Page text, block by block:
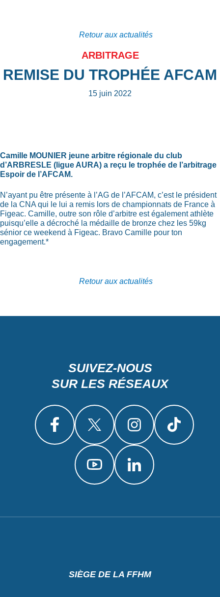
Retour aux actualités
ARBITRAGE
REMISE DU TROPHÉE AFCAM
15 juin 2022
Camille MOUNIER jeune arbitre régionale du club
d’ARBRESLE (ligue AURA) a reçu le trophée de l’arbitrage
Espoir de l’AFCAM.
N’ayant pu être présente à l’AG de l’AFCAM, c’est le président
de la CNA qui le lui a remis lors de championnats de France à
Figeac. Camille, outre son rôle d’arbitre est également athlète
puisqu’elle a décroché la médaille de bronze chez les 59kg
sénior ce weekend à Figeac. Bravo Camille pour ton
engagement.*
Retour aux actualités
SUIVEZ-NOUS
SUR LES RÉSEAUX
SIÈGE DE LA FFHM